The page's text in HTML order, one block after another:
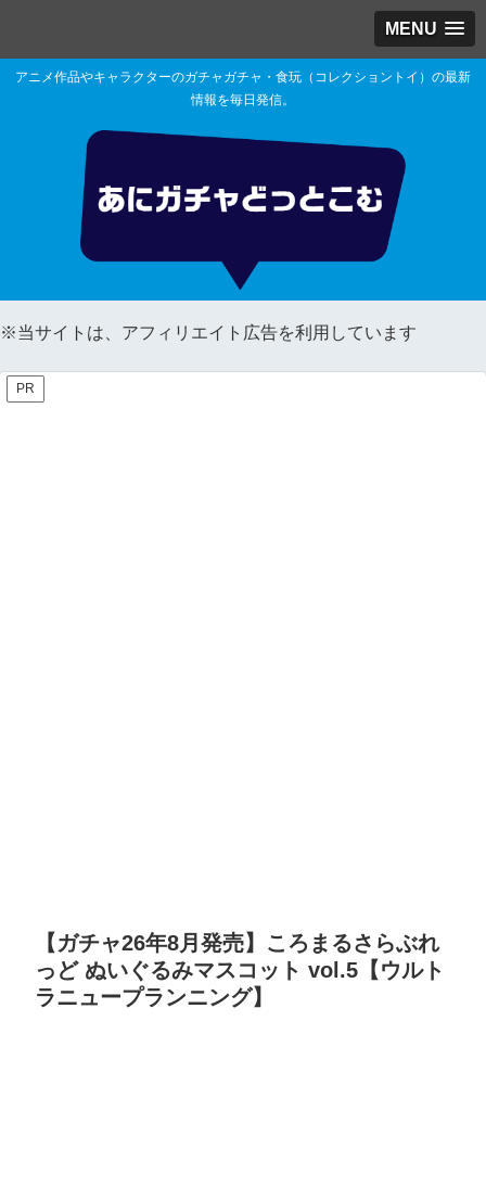
MENU
アニメ作品やキャラクターのガチャガチャ・食玩（コレクショントイ）の最新
情報を毎日発信。
※当サイトは、アフィリエイト広告を利用しています
PR
【ガチャ26年8月発売】ころまるさらぶれ
っど ぬいぐるみマスコット vol.5【ウルト
ラニュープランニング】